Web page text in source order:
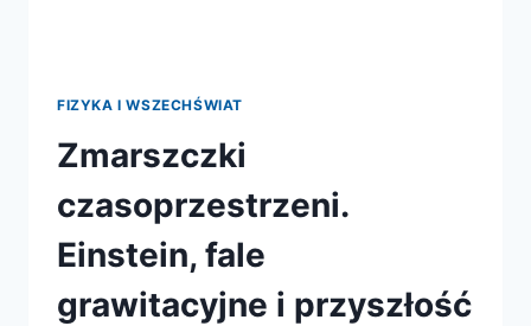
FIZYKA I WSZECHŚWIAT
Zmarszczki
czasoprzestrzeni.
Einstein, fale
grawitacyjne i przyszłość